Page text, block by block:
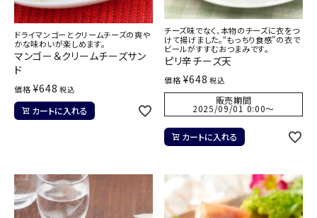
ドライマンゴーとクリームチーズの爽や
かな味わいが楽しめます。
マンゴー＆クリームチーズサン
ド
価格 ¥648 税込
カートに入れる
チーズ味でなく、本物のチーズに衣をつ
けて揚げました。“もっちり食感”の衣で
ビールがすすむおつまみです。
ピリ辛チーズ天
価格 ¥648 税込
販売期間
2025/09/01 0:00〜
カートに入れる